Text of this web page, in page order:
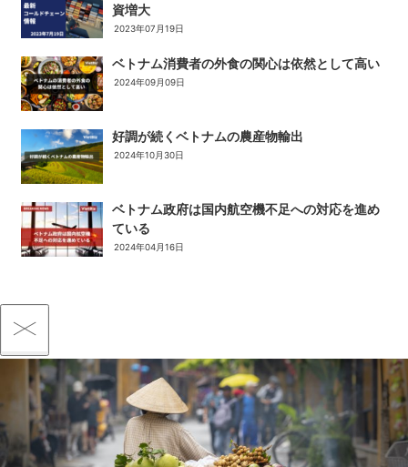
資増大
2023年07月19日
ベトナム消費者の外食の関心は依然として高い
2024年09月09日
好調が続くベトナムの農産物輸出
2024年10月30日
ベトナム政府は国内航空機不足への対応を進め
ている
2024年04月16日